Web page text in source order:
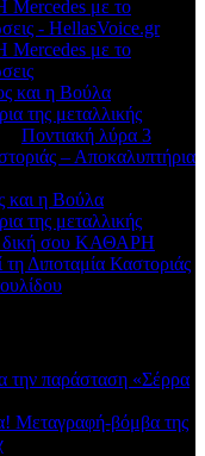
Mercedes με το
- HellasVoice.grστο
Mercedes με το
και η Βούλα
της μεταλλικής
Ποντιακή λύρα 3
– Αποκαλυπτήρια
και η Βούλα
της μεταλλικής
δική σου ΚΑΘΑΡΗ
Διποταμία Καστοριάς
παράσταση «Σέρρα
Μεταγραφή-βόμβα της